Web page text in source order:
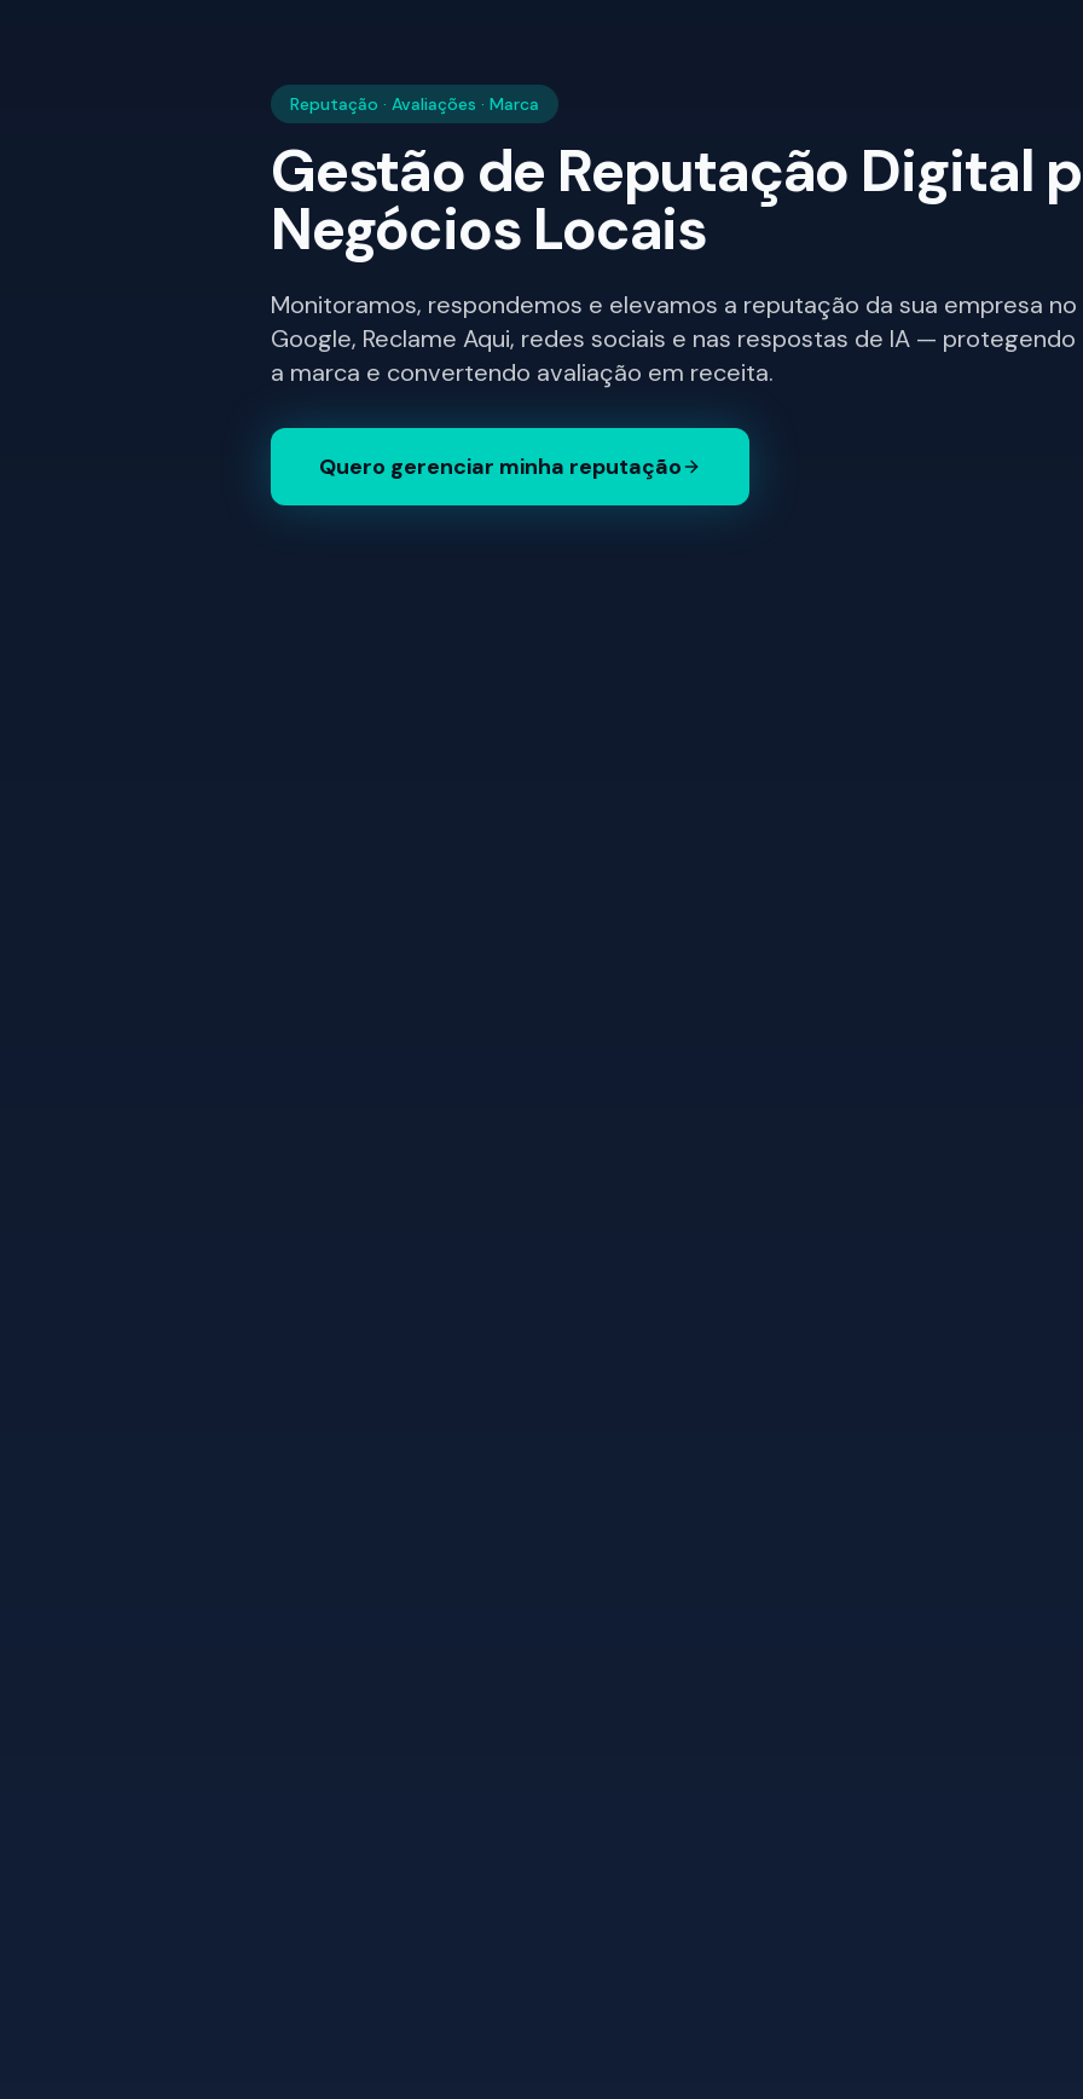
Reputação · Avaliações · Marca
Gestão de Reputação Digital
Negócios Locais
Monitoramos, respondemos e elevamos a reputação da sua empresa no
Google, Reclame Aqui, redes sociais e nas respostas de IA — protegendo
a marca e convertendo avaliação em receita.
Quero gerenciar minha reputação